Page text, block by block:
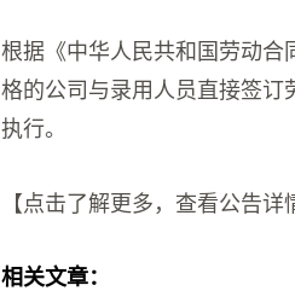
根据《中华人民共和国劳动合
格的公司与录用人员直接签订
执行。
【点击了解更多，查看公告详
相关文章：